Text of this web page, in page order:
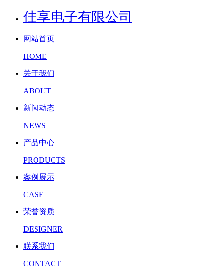
佳享电子有限公司
网站首页
HOME
关于我们
ABOUT
新闻动态
NEWS
产品中心
PRODUCTS
案例展示
CASE
荣誉资质
DESIGNER
联系我们
CONTACT